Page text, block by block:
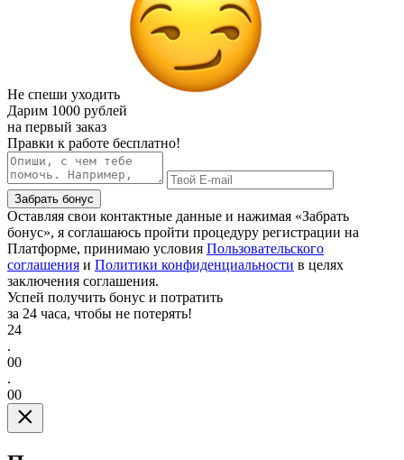
Не спеши уходить
Дарим 1000 рублей
на первый заказ
Правки к работе бесплатно!
Забрать бонус
Оставляя свои контактные данные и нажимая «Забрать
бонус», я соглашаюсь пройти процедуру регистрации на
Платформе, принимаю условия Пользовательского
соглашения и Политики конфиденциальности в целях
заключения соглашения.
Успей получить бонус и потратить
за 24 часа, чтобы не потерять!
24
.
00
.
00